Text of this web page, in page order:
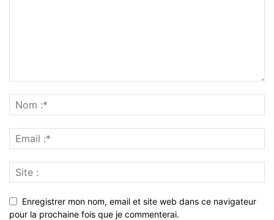
Enregistrer mon nom, email et site web dans ce navigateur
pour la prochaine fois que je commenterai.